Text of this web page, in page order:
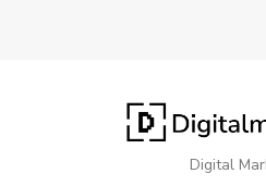
Digital